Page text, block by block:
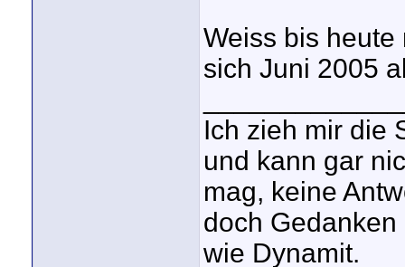
Weiss bis
sich Juni 2005
Ich zieh mir die
und kann gar
mag, keine
doch
wie Dynamit.